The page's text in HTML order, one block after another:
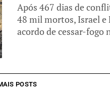
Após 467 dias de
48 mil mortos, Israel e
acordo de cessar-fogo
POSTS